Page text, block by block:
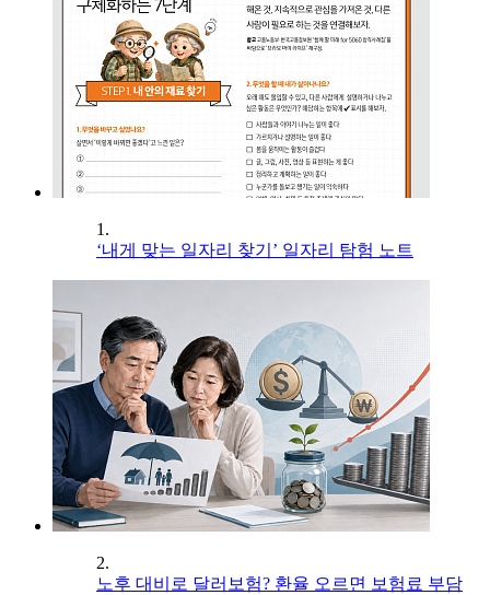
1.
‘내게 맞는 일자리 찾기’ 일자리 탐험 노트
2.
노후 대비로 달러보험? 환율 오르면 보험료 부담